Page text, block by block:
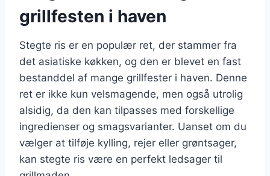
grillfesten i haven
Stegte ris er en populær ret, der stammer fra
det asiatiske køkken, og den er blevet en fast
bestanddel af mange grillfester i haven. Denne
ret er ikke kun velsmagende, men også utrolig
alsidig, da den kan tilpasses med forskellige
ingredienser og smagsvarianter. Uanset om du
vælger at tilføje kylling, rejer eller grøntsager,
kan stegte ris være en perfekt ledsager til